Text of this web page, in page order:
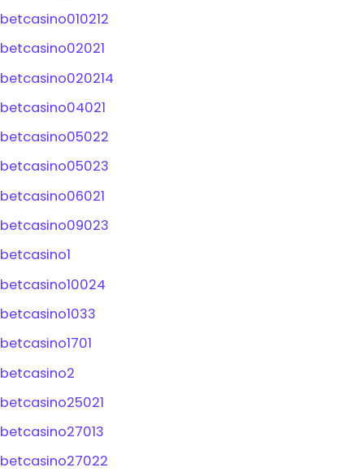
betcasino010212
betcasino02021
betcasino020214
betcasino04021
betcasino05022
betcasino05023
betcasino06021
betcasino09023
betcasino1
betcasino10024
betcasino1033
betcasino1701
betcasino2
betcasino25021
betcasino27013
betcasino27022